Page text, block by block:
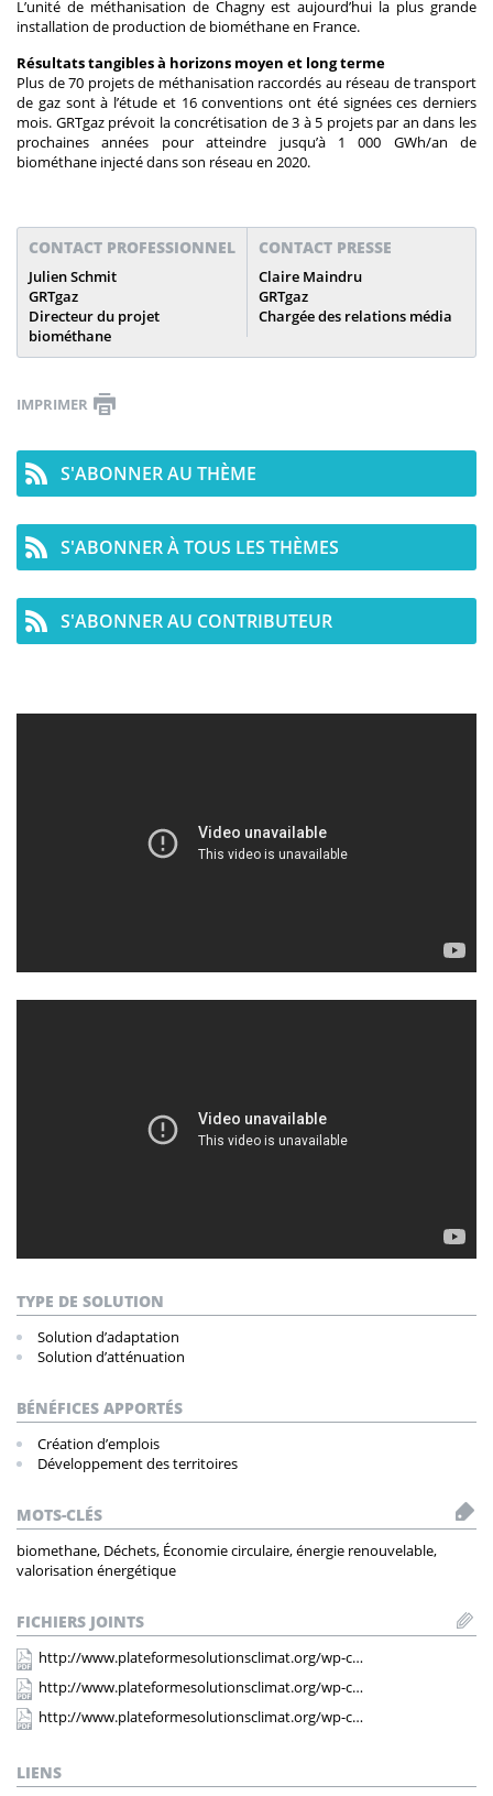
L’unité de méthanisation de Chagny est aujourd’hui la plus grande
installation de production de biométhane en France.
Résultats tangibles à horizons moyen et long terme
Plus de 70 projets de méthanisation raccordés au réseau de transport
de gaz sont à l’étude et 16 conventions ont été signées ces derniers
mois. GRTgaz prévoit la concrétisation de 3 à 5 projets par an dans les
prochaines années pour atteindre jusqu’à 1 000 GWh/an de
biométhane injecté dans son réseau en 2020.
CONTACT PROFESSIONNEL
Julien Schmit
GRTgaz
Directeur du projet
biométhane
CONTACT PRESSE
Claire Maindru
GRTgaz
Chargée des relations média
IMPRIMER
S'ABONNER AU THÈME
S'ABONNER À TOUS LES THÈMES
S'ABONNER AU CONTRIBUTEUR
TYPE DE SOLUTION
Solution d’adaptation
Solution d’atténuation
BÉNÉFICES APPORTÉS
Création d’emplois
Développement des territoires
MOTS-CLÉS
biomethane, Déchets, Économie circulaire, énergie renouvelable,
valorisation énergétique
FICHIERS JOINTS
http://www.plateformesolutionsclimat.org/wp-c…
http://www.plateformesolutionsclimat.org/wp-c…
http://www.plateformesolutionsclimat.org/wp-c…
LIENS